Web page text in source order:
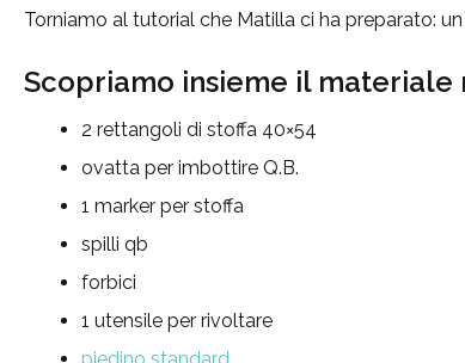
Torniamo al tutorial che Matilla ci ha preparato:
Scopriamo insieme il
2 rettangoli di stoffa 40×54
ovatta per imbottire Q.B.
1 marker per stoffa
spilli qb
forbici
1 utensile per rivoltare